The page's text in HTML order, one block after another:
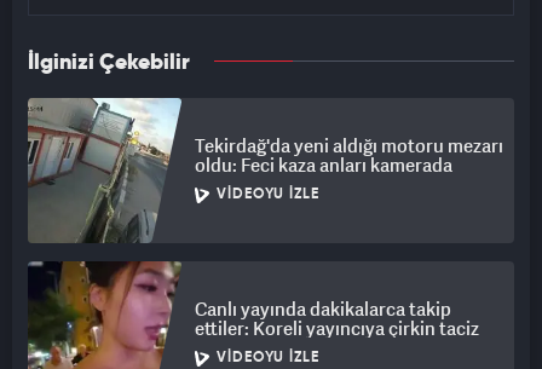
İlginizi Çekebilir
Tekirdağ'da yeni aldığı motoru mezarı
oldu: Feci kaza anları kamerada
VIDEOYU İZLE
Canlı yayında dakikalarca takip
ettiler: Koreli yayıncıya çirkin taciz
VIDEOYU İZLE